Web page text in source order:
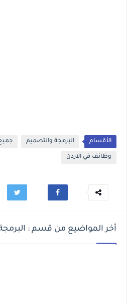
الأقسام البرمجة والتصميم
وظائف في الاردن
أخر المواضيع من قسم :